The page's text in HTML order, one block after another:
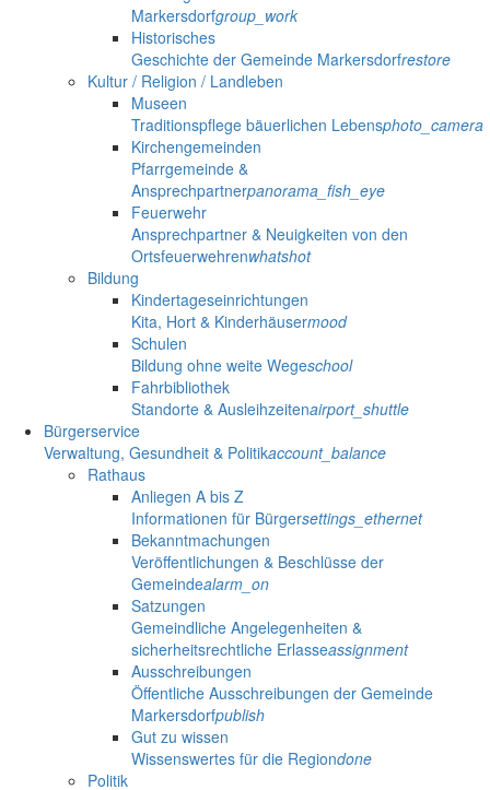
Markersdorfgroup_work
Historisches
Geschichte der Gemeinde Markersdorfrestore
Kultur / Religion / Landleben
Museen
Traditionspflege bäuerlichen Lebensphoto_camera
Kirchengemeinden
Pfarrgemeinde &
Ansprechpartnerpanorama_fish_eye
Feuerwehr
Ansprechpartner & Neuigkeiten von den
Ortsfeuerwehrenwhatshot
Bildung
Kindertageseinrichtungen
Kita, Hort & Kinderhäusermood
Schulen
Bildung ohne weite Wegeschool
Fahrbibliothek
Standorte & Ausleihzeitenairport_shuttle
Bürgerservice
Verwaltung, Gesundheit & Politikaccount_balance
Rathaus
Anliegen A bis Z
Informationen für Bürgersettings_ethernet
Bekanntmachungen
Veröffentlichungen & Beschlüsse der
Gemeindealarm_on
Satzungen
Gemeindliche Angelegenheiten &
sicherheitsrechtliche Erlasseassignment
Ausschreibungen
Öffentliche Ausschreibungen der Gemeinde
Markersdorfpublish
Gut zu wissen
Wissenswertes für die Regiondone
Politik